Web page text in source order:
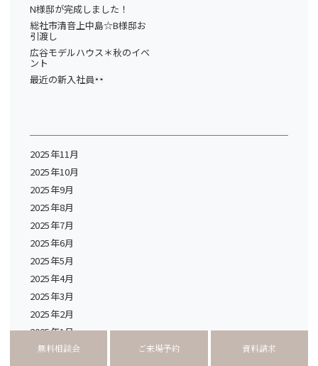
N様邸が完成しました！
総社市清音上中島☆B様邸お
引渡し
広谷モデルハウス＊秋のイベ
ント
最近の新入社員
2025年11月
2025年10月
2025年9月
2025年8月
2025年7月
2025年6月
2025年5月
2025年4月
2025年3月
2025年2月
2025年1月
2024年12月
無料相談会 ご来場予約 資料請求